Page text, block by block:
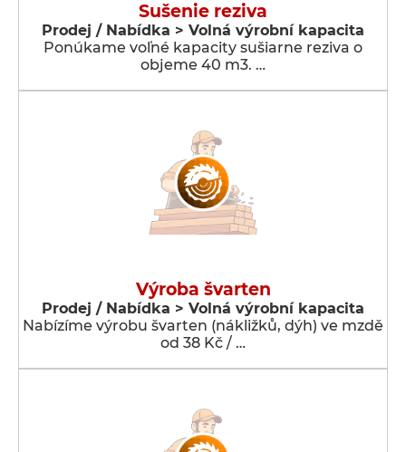
Sušenie reziva
Prodej / Nabídka > Volná výrobní kapacita
Ponúkame voľné kapacity sušiarne reziva o
objeme 40 m3. …
Výroba švarten
Prodej / Nabídka > Volná výrobní kapacita
Nabízíme výrobu švarten (nákližků, dýh) ve mzdě
od 38 Kč / …